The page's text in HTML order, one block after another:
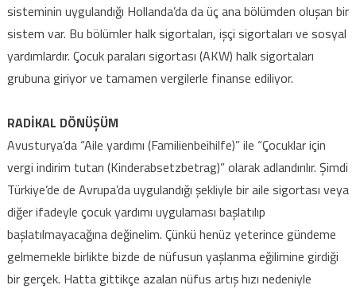
sisteminin uygulandığı Hollanda’da da üç ana bölümden oluşan bir
sistem var. Bu bölümler halk sigortaları, işçi sigortaları ve sosyal
yardımlardır. Çocuk paraları sigortası (AKW) halk sigortaları
grubuna giriyor ve tamamen vergilerle finanse ediliyor.
RADİKAL DÖNÜŞÜM
Avusturya’da “Aile yardımı (Familienbeihilfe)” ile “Çocuklar için
vergi indirim tutarı (Kinderabsetzbetrag)” olarak adlandırılır. Şimdi
Türkiye’de de Avrupa’da uygulandığı şekliyle bir aile sigortası veya
diğer ifadeyle çocuk yardımı uygulaması başlatılıp
başlatılmayacağına değinelim. Çünkü henüz yeterince gündeme
gelmemekle birlikte bizde de nüfusun yaşlanma eğilimine girdiği
bir gerçek. Hatta gittikçe azalan nüfus artış hızı nedeniyle